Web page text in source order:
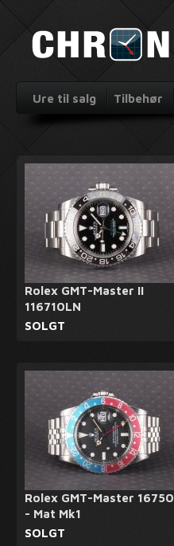
Ure til salg Tilbehør
Rolex GMT-Master II
116710LN
SOLGT
Rolex GMT-Master 16750
- Mat Mk1
SOLGT